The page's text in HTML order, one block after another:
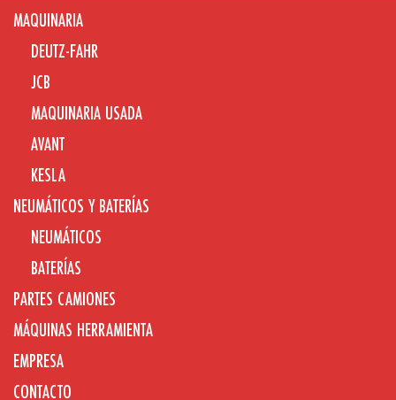
MAQUINARIA
DEUTZ-FAHR
JCB
MAQUINARIA USADA
AVANT
KESLA
NEUMÁTICOS Y BATERÍAS
NEUMÁTICOS
BATERÍAS
PARTES CAMIONES
MÁQUINAS HERRAMIENTA
EMPRESA
CONTACTO